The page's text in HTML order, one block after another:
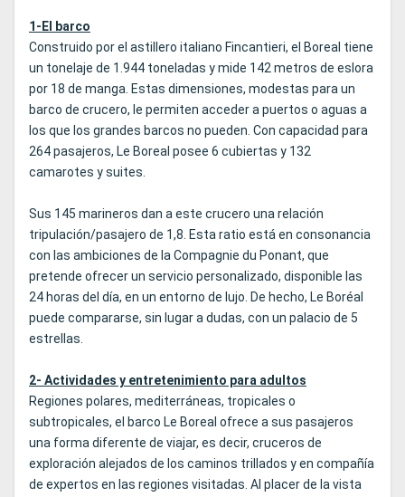
1-El barco
Construido por el astillero italiano Fincantieri, el Boreal tiene
un tonelaje de 1.944 toneladas y mide 142 metros de eslora
por 18 de manga. Estas dimensiones, modestas para un
barco de crucero, le permiten acceder a puertos o aguas a
los que los grandes barcos no pueden. Con capacidad para
264 pasajeros, Le Boreal posee 6 cubiertas y 132
camarotes y suites.
Sus 145 marineros dan a este crucero una relación
tripulación/pasajero de 1,8. Esta ratio está en consonancia
con las ambiciones de la Compagnie du Ponant, que
pretende ofrecer un servicio personalizado, disponible las
24 horas del día, en un entorno de lujo. De hecho, Le Boréal
puede compararse, sin lugar a dudas, con un palacio de 5
estrellas.
2- Actividades y entretenimiento para adultos
Regiones polares, mediterráneas, tropicales o
subtropicales, el barco Le Boreal ofrece a sus pasajeros
una forma diferente de viajar, es decir, cruceros de
exploración alejados de los caminos trillados y en compañía
de expertos en las regiones visitadas. Al placer de la vista